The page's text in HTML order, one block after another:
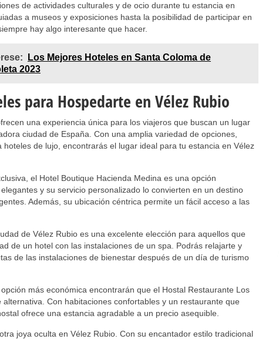
de actividades culturales y de ocio durante tu estancia en
a museos y exposiciones hasta la posibilidad de participar en
hay algo interesante que hacer.
Los Mejores Hoteles en Santa Coloma de
2023
para Hospedarte en Vélez Rubio
una experiencia única para los viajeros que buscan un lugar
ciudad de España. Con una amplia variedad de opciones,
de lujo, encontrarás el lugar ideal para tu estancia en Vélez
el Hotel Boutique Hacienda Medina es una opción
y su servicio personalizado lo convierten en un destino
Además, su ubicación céntrica permite un fácil acceso a las
de Vélez Rubio es una excelente elección para aquellos que
de un hotel con las instalaciones de un spa. Podrás relajarte y
de las instalaciones de bienestar después de un día de turismo
más económica encontrarán que el Hostal Restaurante Los
alternativa. Con habitaciones confortables y un restaurante que
ofrece una estancia agradable a un precio asequible.
joya oculta en Vélez Rubio. Con su encantador estilo tradicional